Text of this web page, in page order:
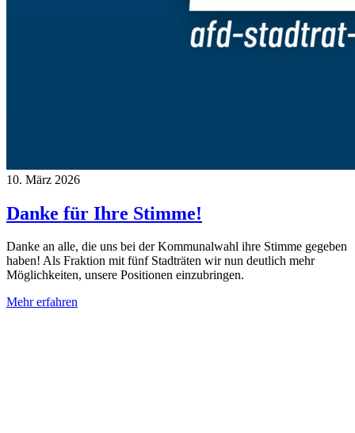
10. März 2026
Danke für Ihre Stimme!
Danke an alle, die uns bei der Kommunalwahl ihre Stimme gegeben
haben! Als Fraktion mit fünf Stadträten wir nun deutlich mehr
Möglichkeiten, unsere Positionen einzubringen.
Mehr erfahren